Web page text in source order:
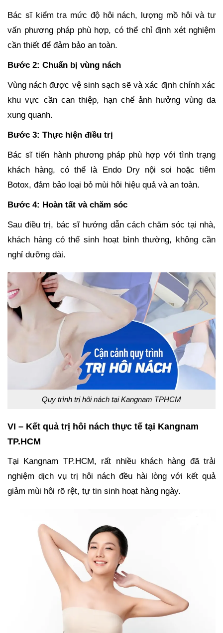
Bác sĩ kiểm tra mức độ hôi nách, lượng mồ hôi và tư
vấn phương pháp phù hợp, có thể chỉ định xét nghiệm
cần thiết để đảm bảo an toàn.
Bước 2: Chuẩn bị vùng nách
Vùng nách được vệ sinh sạch sẽ và xác định chính xác
khu vực cần can thiệp, hạn chế ảnh hưởng vùng da
xung quanh.
Bước 3: Thực hiện điều trị
Bác sĩ tiến hành phương pháp phù hợp với tình trạng
khách hàng, có thể là Endo Dry nội soi hoặc tiêm
Botox, đảm bảo loại bỏ mùi hôi hiệu quả và an toàn.
Bước 4: Hoàn tất và chăm sóc
Sau điều trị, bác sĩ hướng dẫn cách chăm sóc tại nhà,
khách hàng có thể sinh hoạt bình thường, không cần
nghỉ dưỡng dài.
Quy trình trị hôi nách tại Kangnam TPHCM
VI – Kết quả trị hôi nách thực tế tại Kangnam
TP.HCM
Tại Kangnam TP.HCM, rất nhiều khách hàng đã trải
nghiệm dịch vụ trị hôi nách đều hài lòng với kết quả
giảm mùi hôi rõ rệt, tự tin sinh hoạt hàng ngày.